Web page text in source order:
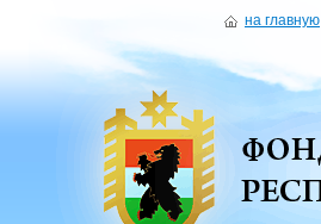
на главную